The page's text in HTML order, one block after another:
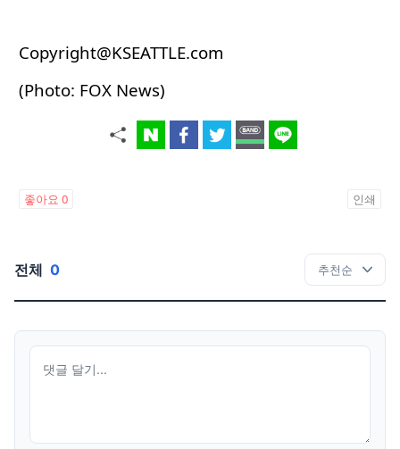
Copyright@KSEATTLE.com
(Photo: FOX News)
좋아요 0 인쇄
전체 0